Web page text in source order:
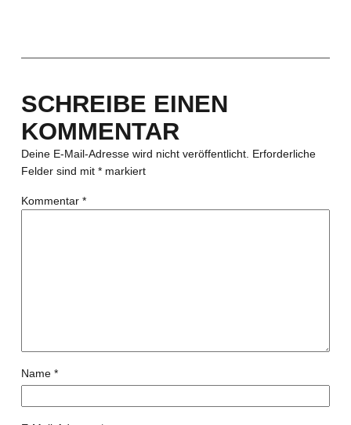
SCHREIBE EINEN
KOMMENTAR
Deine E-Mail-Adresse wird nicht veröffentlicht. Erforderliche
Felder sind mit *markiert
Kommentar *
Name *